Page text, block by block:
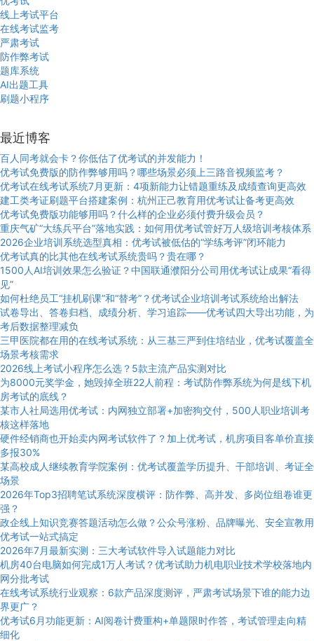
线上考试平台
在线考试监考
严肃考试
防作弊考试
题库系统
AI出题工具
刷题小程序
最近博客
百人同考就会卡？你低估了优考试的并发能力！
优考试免费版的防作弊够用吗？哪些场景必须上三路音视频监考？
优考试在线考试系统7月更新：4项新能力让错题重练及成绩查询更高效
建工类考证刷题平台搭建案例：杭州正己教育用优考试让备考更高效
优考试免费版功能够用吗？什么样的企业必须付费升级会员？
重庆气矿“大练兵平台”落地实践：如何用优考试管好万人级培训考核体系
2026企业培训系统选型真相：优考试被低估的“学练考评”闭环能力
优考试真的比其他在线考试系统贵吗？贵在哪？
1500人AI培训效果怎么验证？中国联通濮阳分公司用优考试让成果“看得
见”
如何杜绝员工“挂机刷课”和“替考”？优考试企业培训考试系统给出解法
试卷导出、答卷归档、成绩分析、学习追踪——优考试四大导出功能，为
考后数据整理减负
三甲医院都在用的在线考试系统：从三基三严到住培结业，优考试覆盖全
场景考核需求
2026线上考试小程序怎么选？5款主流产品实测对比
为8000元奖学金，她毁掉全班22人前程：考试防作弊系统为何是线下机
房考试的底线？
某市人社局选用优考试：内网独立部署+加密狗交付，500人职业培训考
核这样落地
硬件经销商也开始卖内网考试软件了？加上优考试，机房项目客单价直接
多报30%
某高校成人继续教育学院案例：优考试覆盖学历提升、干部培训、考证全
场景
2026年Top3招聘笔试系统深度横评：防作弊、高并发、多岗位组卷谁更
强？
政企线上知识竞赛答题活动怎么做？公众号涨粉、品牌曝光、安全宣教用
优考试一站式搞定
2026年7月最新实测：三大考试软件导入试题能力对比
机房40台电脑如何完成1万人考试？优考试助力机电职业技术学校落地内
网分批考试
在线考试系统行业观察：6款产品深度测评，严肃考试场景下谁的能力边
界更广？
优考试6月功能更新：AI阅卷计费重构+单题限时作答，考试管理走向精
细化